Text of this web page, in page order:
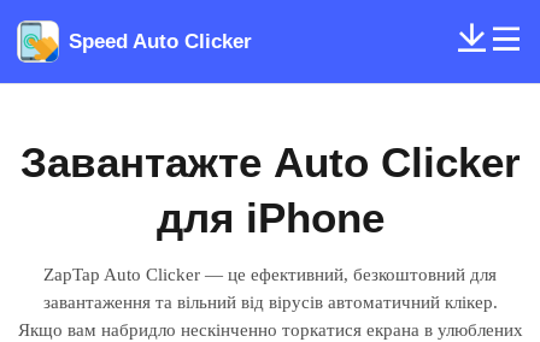
Speed Auto Clicker
Завантажте Auto Clicker
для iPhone
ZapTap Auto Clicker — це ефективний, безкоштовний для
завантаження та вільний від вірусів автоматичний клікер.
Якщо вам набридло нескінченно торкатися екрана в улюблених